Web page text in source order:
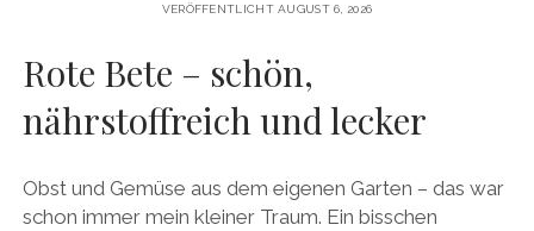
VERÖFFENTLICHT AUGUST 6, 2026
Rote Bete – schön,
nährstoffreich und lecker
Obst und Gemüse aus dem eigenen Garten – das war
schon immer mein kleiner Traum. Ein bisschen